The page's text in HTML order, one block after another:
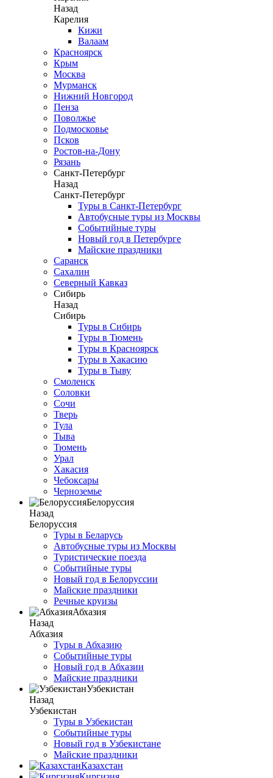
Назад
Карелия
Кижи
Валаам
Красноярск
Крым
Москва
Мурманск
Нижний Новгород
Пенза
Поволжье
Подмосковье
Псков
Ростов-на-Дону
Рязань
Санкт-Петербург
Назад
Санкт-Петербург
Туры в Санкт-Петербург
Автобусные туры из Москвы
Событийные туры
Новый год в Петербурге
Майские праздники
Саранск
Сахалин
Северный Кавказ
Сибирь
Назад
Сибирь
Туры в Сибирь
Туры в Тюмень
Туры в Красноярск
Туры в Хакасию
Туры в Тыву
Смоленск
Соловки
Сочи
Тверь
Тула
Тыва
Тюмень
Урал
Хакасия
Чебоксары
Черноземье
Белоруссия
Назад
Белоруссия
Туры в Беларусь
Автобусные туры из Москвы
Туристические поезда
Событийные туры
Новый год в Белоруссии
Майские праздники
Речные круизы
Абхазия
Назад
Абхазия
Туры в Абхазию
Событийные туры
Новый год в Абхазии
Майские праздники
Узбекистан
Назад
Узбекистан
Туры в Узбекистан
Событийные туры
Новый год в Узбекистане
Майские праздники
Казахстан